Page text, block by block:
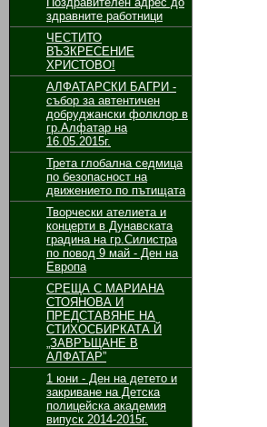
здравните работници
ЧЕСТИТО
ВЪЗКРЕСЕНИЕ
ХРИСТОВО!
АЛФАТАРСКИ БАГРИ -
събор за автентичен
добруджански фолклор в
гр.Алфатар на
16.05.2015г.
Трета глобална седмица
по безопасност на
движението по пътищата
Творчески ателиета и
концерти в Дунавската
градина на гр.Силистра
по повод 9 май - Ден на
Европа
СРЕЩА С МАРИАНА
СТОЯНОВА И
ПРЕДСТАВЯНЕ НА
СТИХОСБИРКАТА Й
„ЗАВРЪЩАНЕ В
АЛФАТАР”
1 юни - Ден на детето и
закриване на Детска
полицейска академия
випуск 2014-2015г.